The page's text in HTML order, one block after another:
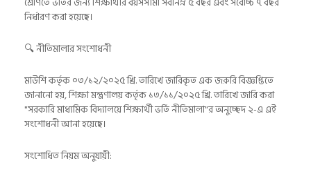
নির্ধারণ করা হয়েছে।
🔍 নীতিমালার সংশোধনী
মাউশি কর্তৃক ০৩/১২/২০২৫ খ্রি. তারিখে জারিকৃত এক জরুরি বিজ্ঞপ্তিতে
জানানো হয়, শিক্ষা মন্ত্রণালয় কর্তৃক ১৩/১১/২০২৫ খ্রি. তারিখে জারি করা
"সরকারি মাধ্যমিক বিদ্যালয়ে শিক্ষার্থী ভর্তি নীতিমালা"র অনুচ্ছেদ ২-এ এই
সংশোধনী আনা হয়েছে।
সংশোধিত নিয়ম অনুযায়ী: